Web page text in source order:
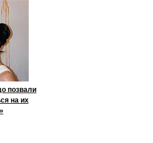
позвали
на их